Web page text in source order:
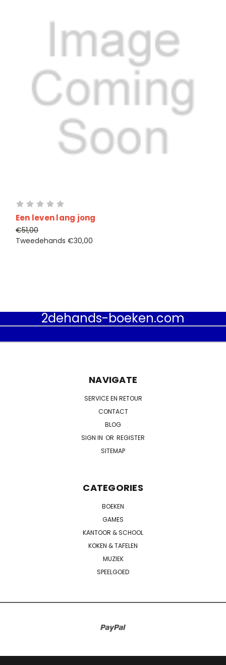
Een leven lang jong
€51,00
Tweedehands €30,00
2dehands-boeken.com
NAVIGATE
SERVICE EN RETOUR
CONTACT
BLOG
SIGN IN OR REGISTER
SITEMAP
CATEGORIES
BOEKEN
GAMES
KANTOOR & SCHOOL
KOKEN & TAFELEN
MUZIEK
SPEELGOED